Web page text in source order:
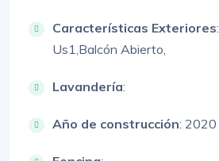
Características Exteriores:
Us1,Balcón Abierto,
Lavandería:
Año de construcción: 2020